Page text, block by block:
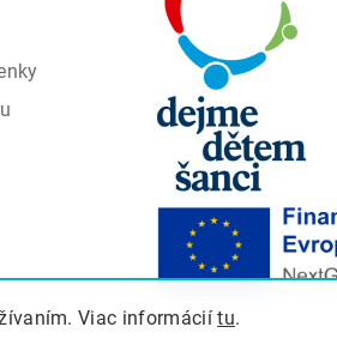
Viac informáciítu.